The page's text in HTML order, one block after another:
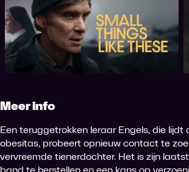
Small Things Like These
Meer info
Een teruggetrokken leraar Engels, die lijdt
obesitas, probeert opnieuw contact te
vervreemde tienerdochter. Het is zijn